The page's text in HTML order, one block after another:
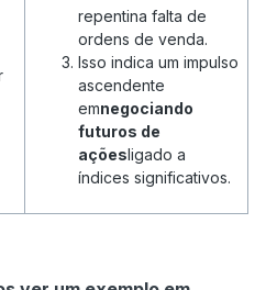
repentina falta de
ordens de venda.
Isso indica um impulso
ascendente
emnegociando
futuros de
açõesligado a
índices significativos.